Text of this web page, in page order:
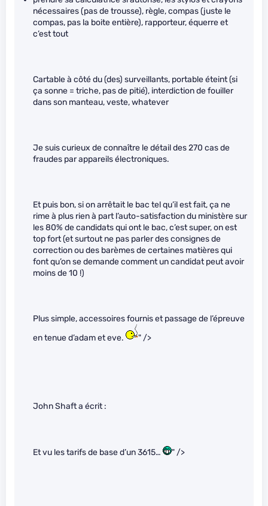
nécessaires (pas de trousse), règle, compas (juste le
compas, pas la boite entière), rapporteur, équerre et
c’est tout
Cartable à côté du (des) surveillants, portable éteint (si
ça sonne = triche, pas de pitié), interdiction de fouiller
dans son manteau, veste, whatever
Je suis curieux de connaître le détail des 270 cas de
fraudes par appareils électroniques.
Et puis bon, si on arrêtait le bac tel qu’il est fait, ça ne
rime à plus rien à part l’auto-satisfaction du ministère sur
les 80% de candidats qui ont le bac, c’est super, on est
top fort (et surtout ne pas parler des consignes de
correction ou des barèmes de certaines matières qui
font qu’on se demande comment un candidat peut avoir
moins de 10 !)
Plus simple, accessoires fournis et passage de l’épreuve
en tenue d’adam et eve.
" />
John Shaft a écrit :
Et vu les tarifs de base d’un 3615… " />